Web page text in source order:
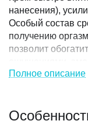
нанесения),
Особый состав
получению
позволит
до интимной
Полное описание